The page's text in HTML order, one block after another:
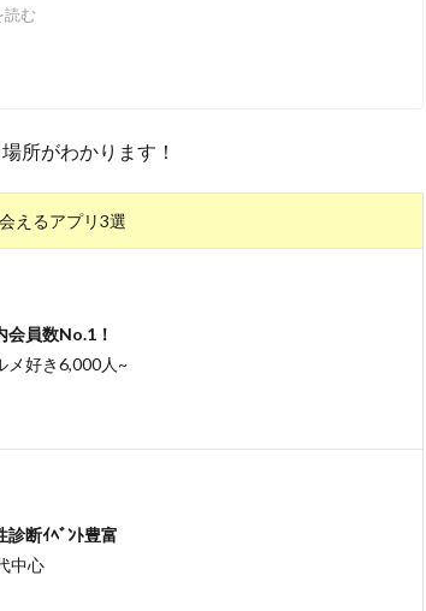
読む
所がわかります！
えるアプリ3選
会員数No.1！
メ好き6,000人~
診断ｲﾍﾞﾝﾄ豊富
中心